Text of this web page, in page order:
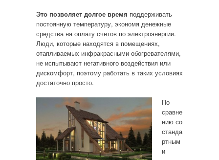
Это позволяет долгое время поддерживать
постоянную температуру, экономя денежные
средства на оплату счетов по электроэнергии.
Люди, которые находятся в помещениях,
отапливаемых инфракрасными обогревателями,
не испытывают негативного воздействия или
дискомфорт, поэтому работать в таких условиях
достаточно просто.
По
сравне
нию со
станда
ртным
и